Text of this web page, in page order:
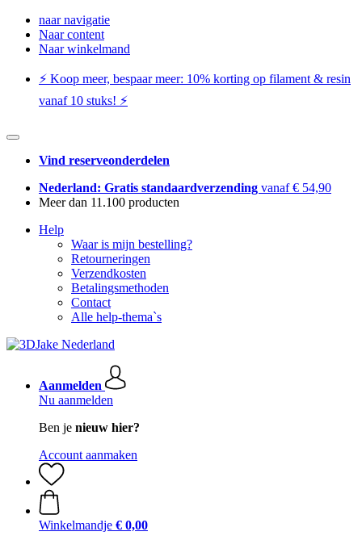
naar navigatie
Naar content
Naar winkelmand
⚡️ Koop meer, bespaar meer: ​​10% korting op filament & resin
vanaf 10 stuks! ⚡️
Vind reserveonderdelen
Nederland: Gratis standaardverzending vanaf € 54,90
Meer dan 11.100 producten
Help
Waar is mijn bestelling?
Retourneringen
Verzendkosten
Betalingsmethoden
Contact
Alle help-thema`s
Aanmelden
Nu aanmelden
Ben je nieuw hier?
Account aanmaken
Winkelmandje € 0,00